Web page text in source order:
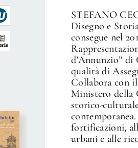
STEFANO
Disegno e
consegue nel
d’Annunzio” di
qualità di
Collabora con
Ministero della
storico-
fortificazioni,
urbani e alle